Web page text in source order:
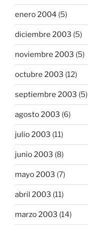
enero 2004 (5)
diciembre 2003 (5)
noviembre 2003 (5)
octubre 2003 (12)
septiembre 2003 (5)
agosto 2003 (6)
julio 2003 (11)
junio 2003 (8)
mayo 2003 (7)
abril 2003 (11)
marzo 2003 (14)